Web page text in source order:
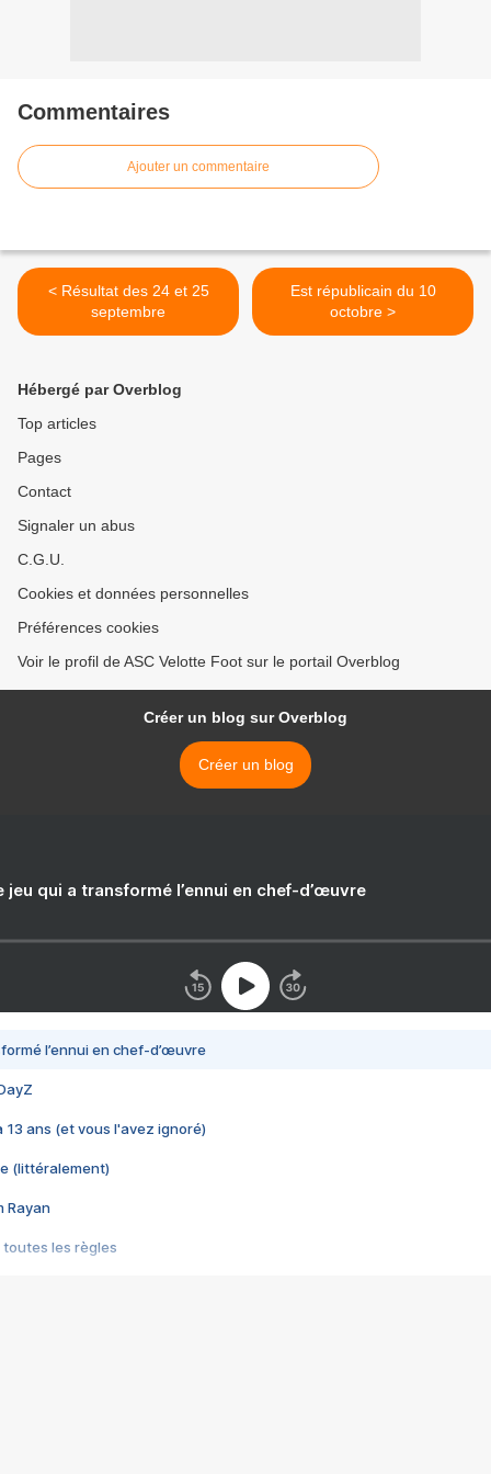
Commentaires
Ajouter un commentaire
< Résultat des 24 et 25
septembre
Est républicain du 10
octobre >
Hébergé par Overblog
Top articles
Pages
Contact
Signaler un abus
C.G.U.
Cookies et données personnelles
Préférences cookies
Voir le profil de ASC Velotte Foot sur le portail Overblog
Créer un blog sur Overblog
Créer un blog
jeu qui a transformé l’ennui en chef-d’œuvre
l’ennui en chef-d’œuvre
13 ans (et vous l'avez ignoré)
(littéralement)
Rayan
toutes les règles